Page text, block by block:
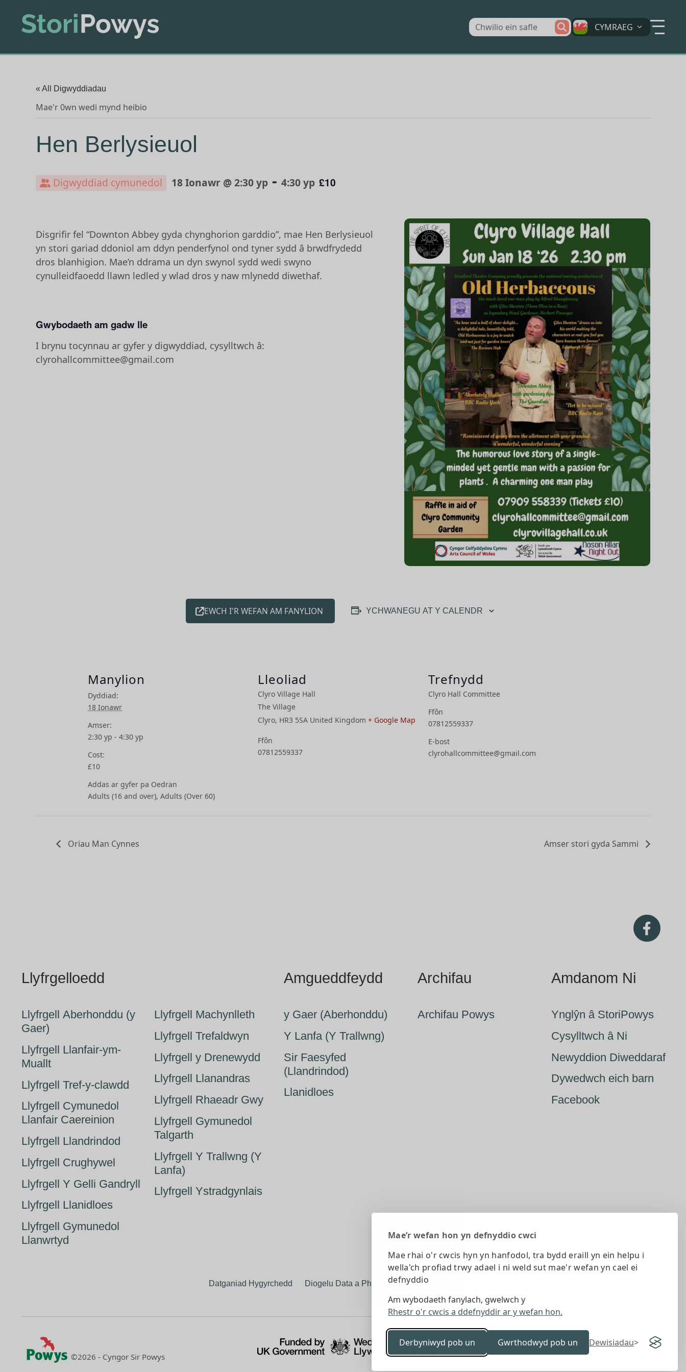
Mae’r wefan hon yn defnyddio cwci
Mae rhai o'r cwcis hyn yn hanfodol, tra bydd eraill yn ein helpu i
wella'ch profiad trwy adael i ni weld sut mae'r wefan yn cael ei
defnyddio
Am wybodaeth fanylach, gwelwch y
Rhestr o'r cwcis a ddefnyddir ar y wefan hon.
Derbyniwyd pob un Gwrthodwyd pob un Dewisiadau
CYMRAEG
« All Digwyddiadau
Mae'r 0wn wedi mynd heibio
Hen Berlysieuol
Digwyddiad cymunedol 18 Ionawr @ 2:30 yp -4:30 yp £10
Disgrifir fel “Downton Abbey gyda chynghorion garddio”, mae Hen Berlysieuol
yn stori gariad ddoniol am ddyn penderfynol ond tyner sydd â brwdfrydedd
dros blanhigion. Mae’n ddrama un dyn swynol sydd wedi swyno
cynulleidfaoedd llawn ledled y wlad dros y naw mlynedd diwethaf.
Gwybodaeth am gadw lle
I brynu tocynnau ar gyfer y digwyddiad, cysylltwch â:
clyrohallcommittee@gmail.com
EWCH I'R WEFAN AM FANYLION YCHWANEGU AT Y CALENDR
Manylion
Dyddiad:
18 Ionawr
Amser:
2:30 yp - 4:30 yp
Cost:
£10
Addas ar gyfer pa Oedran
Adults (16 and over), Adults (Over 60)
Lleoliad
Clyro Village Hall
The Village
Clyro, HR3 5SA United Kingdom + Google Map
Ffôn
07812559337
Trefnydd
Clyro Hall Committee
Ffôn
07812559337
E-bost
clyrohallcommittee@gmail.com
Oriau Man Cynnes Amser stori gyda Sammi
Llyfrgelloedd
Llyfrgell Aberhonddu (y
Gaer)
Llyfrgell Llanfair-ym-
Muallt
Llyfrgell Tref-y-clawdd
Llyfrgell Cymunedol
Llanfair Caereinion
Llyfrgell Llandrindod
Llyfrgell Crughywel
Llyfrgell Y Gelli Gandryll
Llyfrgell Llanidloes
Llyfrgell Gymunedol
Llanwrtyd
Llyfrgell Machynlleth
Llyfrgell Trefaldwyn
Llyfrgell y Drenewydd
Llyfrgell Llanandras
Llyfrgell Rhaeadr Gwy
Llyfrgell Gymunedol
Talgarth
Llyfrgell Y Trallwng (Y
Lanfa)
Llyfrgell Ystradgynlais
Amgueddfeydd
y Gaer (Aberhonddu)
Y Lanfa (Y Trallwng)
Sir Faesyfed
(Llandrindod)
Llanidloes
Archifau
Archifau Powys
Amdanom Ni
Ynglŷn â StoriPowys
Cysylltwch â Ni
Newyddion Diweddaraf
Dywedwch eich barn
Facebook
Datganiad Hygyrchedd Diogelu Data a Phreifatrwydd Telerau ac amodau
©2026 - Cyngor Sir Powys
Gan 18a&